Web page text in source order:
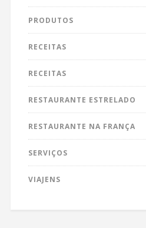
PRODUTOS
RECEITAS
RECEITAS
RESTAURANTE ESTRELADO
RESTAURANTE NA FRANÇA
SERVIÇOS
VIAJENS